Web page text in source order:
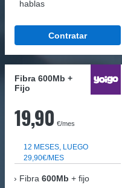
hablas
Contratar
Fibra 600Mb +
Fijo
19,90 €/mes
12 MESES, LUEGO
29,90€/MES
Fibra 600Mb + fijo